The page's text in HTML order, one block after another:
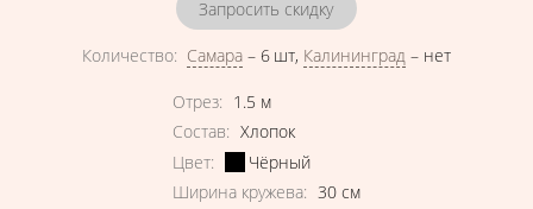
Запросить скидку
Количество: Самара – 6 шт, Калининград – нет
Характеристики
Отрез: 1.5 м
Состав: Хлопок
Цвет:
Чёрный
Ширина кружева: 30 см